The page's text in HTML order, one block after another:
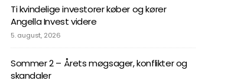
Ti kvindelige investorer køber og kører
Angella Invest videre
5. august, 2026
Sommer 2 – Årets møgsager, konflikter og
skandaler